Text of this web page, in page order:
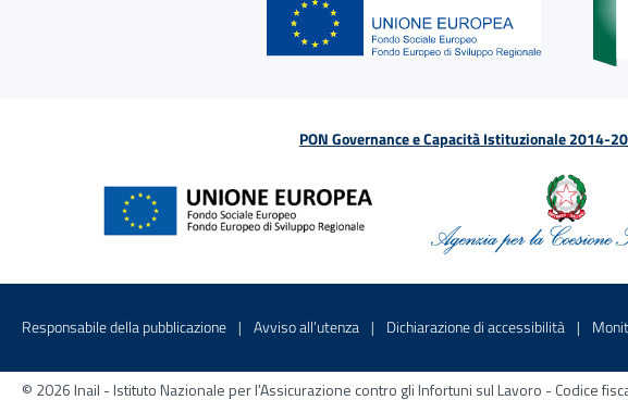
PON Governance e Capacità Istituzionale 2014-
Menu di servizio
Responsabile della pubblicazione Sito interno - Apre in una nuova finestra
Avviso all’utenza Sito interno - Apre in una nuova finestra
Dichiarazione di accessibilità Sito
© 2026 Inail - Istituto Nazionale per l'Assicurazione contro gli Infortuni sul Lavoro - Codice